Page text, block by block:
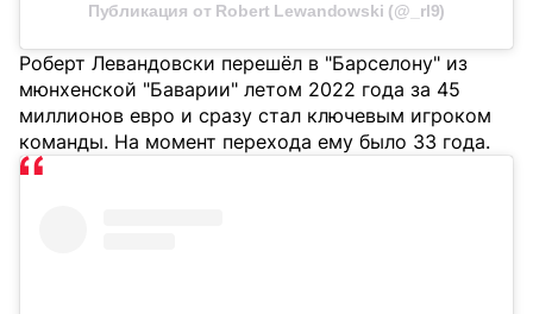
Публикация от Robert Lewandowski (@_rl9)
Роберт Левандовски перешёл в "Барселону" из
мюнхенской "Баварии" летом 2022 года за 45
миллионов евро и сразу стал ключевым игроком
команды. На момент перехода ему было 33 года.